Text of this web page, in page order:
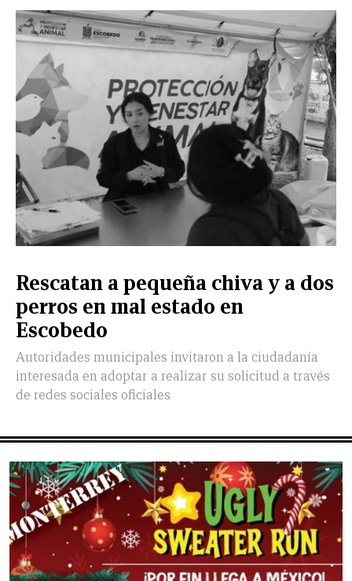
Rescatan a pequeña chiva y a dos
perros en mal estado en
Escobedo
Autoridades municipales invitaron a la ciudadanía
interesada en adoptar a realizar su solicitud a través
de redes sociales oficiales